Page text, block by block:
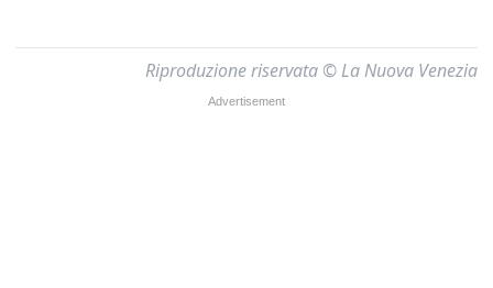
Riproduzione riservata © La Nuova Venezia